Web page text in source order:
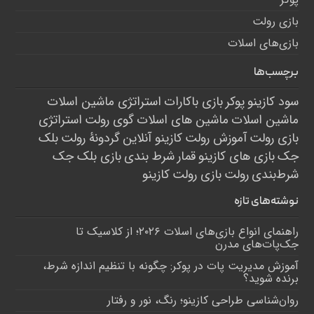
بازی رولت
بازی‌های اسلات
برچسب‌ها
سود کازینوپوکربازی باکارات استراتژی ماشین اسلات
ماشین اسلات ماشین های اسلاتگوی رولت استراتژی
بازی رولتآموزش رولتکازینو آنلاینگردونۀ رولتبلک
جکبازی های کازینوقمارشرط بندیبازی بلک جک
شرط‌بندیرولتبازی رولتکازینو
نوشته‌های تازه
راهنمای انواع بازی‌های اسلات ۲۰۲۶؛ از کلاسیک تا
جک‌پات‌های مدرن
آموزش مدیریت پات در پوکر: چگونه با تنظیم اندازه شرط،
برنده شوید؟
روان‌شناسی طراحی کازینو؛ رنگ، نور و رفتار